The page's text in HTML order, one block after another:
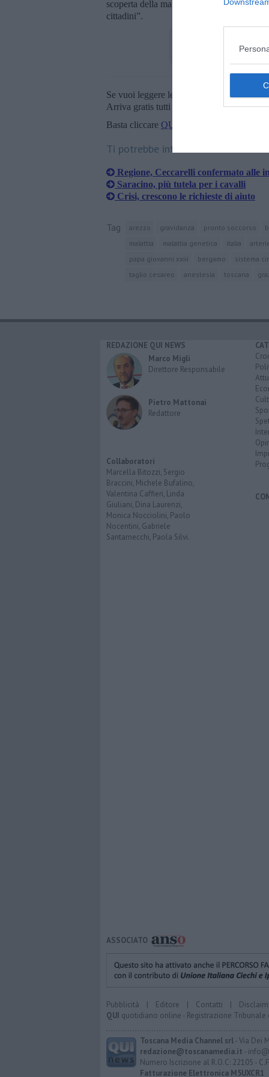
scoperta della malattia fino al lieto evento
cittadini”.
Se vuoi leggere le notizie principali della
Arriva gratis tutti i giorni alle 20:00
Basta cliccare QUI
Ti potrebbe interessare anche:
Regione, Ceccarelli confermato alle
Saracino, più tutela per i cavalli
Crisi, crescono le richieste di aiuto
Tag arezzo gravidanza pronto soccorso
malattia
malattia genetica italia
papa giovanni xxiii
bergamo sistema
taglio cesareo
anestesia toscana
REDAZIONE QUI NEWS
Marco Migli
Direttore Responsabile
Pietro Mattonai
Redattore
Collaboratori
Marcella Bitozzi, Sergio
Braccini, Michele Bufalino,
Valentina Caffieri, Linda
Giuliani, Dina Laurenzi,
Monica Nocciolini, Paolo
Nocentini, Gabriele
Santarnecchi, Paola Silvi.
ASSOCIATO
Pubblicità | Editore | Contatti |
QUI quotidiano online - Registrazione Tribunale
Toscana Media Channel srl- Via Dei
redazione@toscanamedia.it -
Numero Iscrizione al R.O.C: 22105 -
Fatturazione Elettronica M5UXCR1